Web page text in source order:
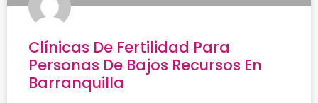
Clínicas De Fertilidad Para
Personas De Bajos Recursos En
Barranquilla